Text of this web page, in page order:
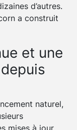
d’autres.
a construit
et une
naturel,